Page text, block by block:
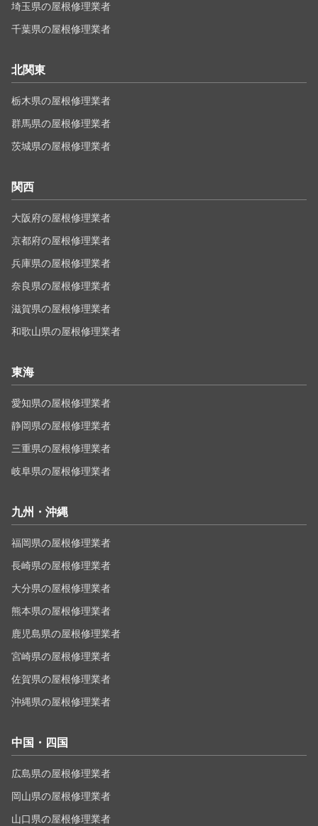
埼玉県の屋根修理業者
千葉県の屋根修理業者
北関東
栃木県の屋根修理業者
群馬県の屋根修理業者
茨城県の屋根修理業者
関西
大阪府の屋根修理業者
京都府の屋根修理業者
兵庫県の屋根修理業者
奈良県の屋根修理業者
滋賀県の屋根修理業者
和歌山県の屋根修理業者
東海
愛知県の屋根修理業者
静岡県の屋根修理業者
三重県の屋根修理業者
岐阜県の屋根修理業者
九州・沖縄
福岡県の屋根修理業者
長崎県の屋根修理業者
大分県の屋根修理業者
熊本県の屋根修理業者
鹿児島県の屋根修理業者
宮崎県の屋根修理業者
佐賀県の屋根修理業者
沖縄県の屋根修理業者
中国・四国
広島県の屋根修理業者
岡山県の屋根修理業者
山口県の屋根修理業者